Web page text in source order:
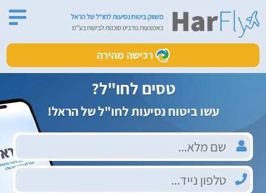
רכישה מהירה
טסים לחו"ל?
עשו ביטוח נסיעות לחו"ל של הראל!